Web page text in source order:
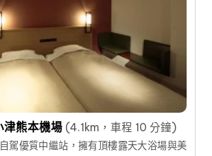
津熊本機場 (4.1km，車程 10 分鐘)
駕優質中繼站，擁有頂樓露天大浴場與美